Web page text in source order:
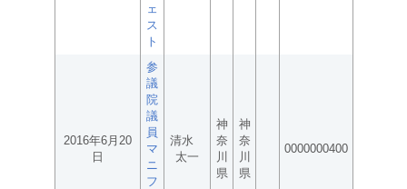
ェ
ス
ト
2016年6月20
日
参
議
院
議
員
マ
ニ
フ
清水
太一
神
奈
川
県
神
奈
川
県
0000000400